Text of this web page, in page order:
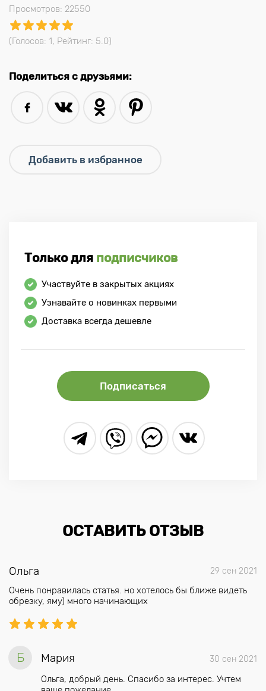
Просмотров: 22550
(Голосов: 1, Рейтинг: 5.0)
Поделиться с друзьями:
Только для подписчиков
Участвуйте в закрытых акциях
Узнавайте о новинках первыми
Доставка всегда дешевле
Подписаться
ОСТАВИТЬ ОТЗЫВ
Ольга 29 сен 2021
Очень понравилась статья. но хотелось бы ближе видеть
обрезку, яму) много начинающих
Б Мария 30 сен 2021
Ольга, добрый день. Спасибо за интерес. Учтем